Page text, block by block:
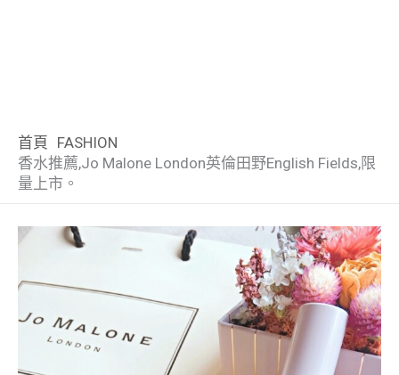
首頁 FASHION
香水推薦,Jo Malone London英倫田野English Fields,限
量上市。